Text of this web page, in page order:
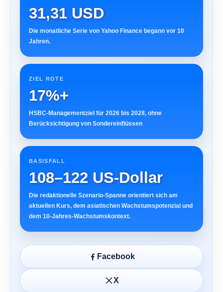
31,31 USD
Die monatliche Serie von Yahoo Finance begann vor 10
Jahren.
ZIEL ROTE
17%+
HSBC-Managementziel für 2026 bis 2028, ohne
Berücksichtigung von Sondereinflüssen
BASISFALL
108–122 US-Dollar
Die redaktionelle Szenario-Spanne orientiert sich am
aktuellen Kurs, dem asiatischen Wachstumspotenzial und
dem 10-Jahres-Wachstumskontext.
Facebook
X